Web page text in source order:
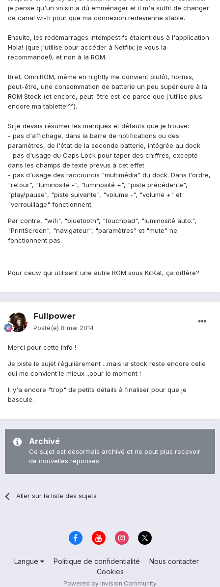
je pense qu'un voisin a dû emménager et il m'a suffit de changer
de canal wi-fi pour que ma connexion redevienne stable.
Ensuite, les redémarrages intempestifs étaient dus à l'application
Hola! (que j'utilise pour accéder à Netflix; je vous la
recommande!), et non à la ROM.
Bref, OmniROM, même en nightly me convient plutôt, hormis,
peut-être, une consommation de batterie un peu supérieure à la
ROM Stock (et encore, peut-être est-ce parce que j'utilise plus
encore ma tablette!^^).
Si je devais résumer les manques et défauts que je trouve:
- pas d'affichage, dans la barre de notifications ou des
paramètres, de l'état de la seconde batterie, intégrée au dock
- pas d'usage du Caps Lock pour taper des chiffres, excepté
dans les champs de texte prévus à cet effet
- pas d'usage des raccourcis "multimédia" du dock. Dans l'ordre,
"retour", "luminosité -", "luminosité +", "piste précédente",
"play/pause", "piste suivante", "volume -", "volume +" et
"verrouillage" fonctionnent.
Par contre, "wifi", "bluetooth", "touchpad", "luminosité auto.",
"PrintScreen", "navigateur", "paramètres" et "mute" ne
fonctionnent pas.
Pour ceuw qui utilisent une autre ROM sous KitKat, ça diffère?
Fullpower
Posté(e) 8 mai 2014
Merci pour cette info !
Je piste le sujet régulièrement ...mais la stock reste encore celle
qui me convient le mieux ..pour le moment !
Il y'a encore "trop" de petits détails à finaliser pour que je
bascule.
Archivé
Ce sujet est désormais archivé et ne peut plus recevoir
de nouvelles réponses.
Aller sur la liste des sujets
Langue Politique de confidentialité
Nous contacter
Cookies
Powered by Invision Community